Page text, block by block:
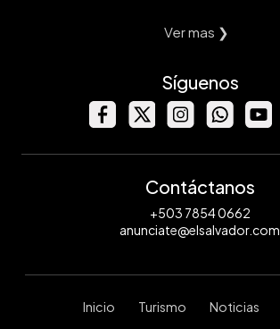
Ver mas ❯
Síguenos
Contáctanos
+503 7854 0662
anunciate@elsalvador.com
Inicio Turismo Noticias